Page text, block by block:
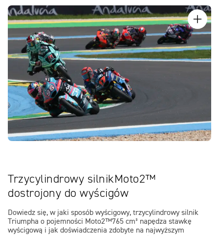
Trzycylindrowy silnikMoto2™
dostrojony do wyścigów
Dowiedz się, w jaki sposób wyścigowy, trzycylindrowy silnik
Triumpha o pojemności Moto2™765 cm³ napędza stawkę
wyścigową i jak doświadczenia zdobyte na najwyższym